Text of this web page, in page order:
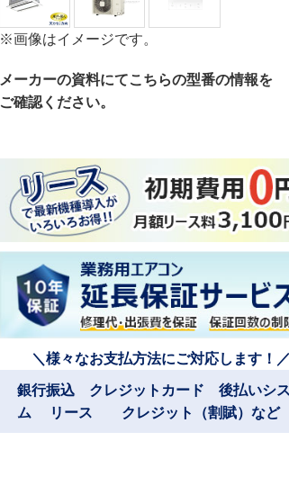
※画像はイメージです。
メーカーの資料にてこちらの型番の情報を
ご確認ください。
＼様々なお支払方法にご対応します！／
銀行振込 クレジットカード 後払いシ
ム リース クレジット（割賦）など